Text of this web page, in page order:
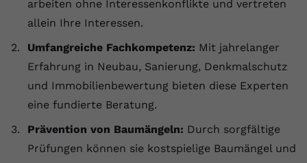
arbeiten ohne Interessenkonflikte und vertreten
allein Ihre Interessen.
Umfangreiche Fachkompetenz: Mit jahrelanger
Erfahrung in Neubau, Sanierung, Denkmalschutz
und Immobilienbewertung bieten diese Experten
eine fundierte Beratung.
Prävention von Baumängeln: Durch sorgfältige
Prüfungen können sie kostspielige Baumängel und
Name yt-remote-connected-devices
Anbieter Youtube.com
Zweck
YouTube setzt diesen Cookie, um die
speichern, der eingebettete YouTube-
Videos verwendet.